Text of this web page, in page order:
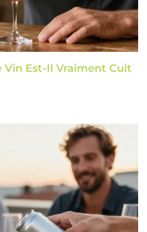
Vin Est-Il Vraiment Cuit